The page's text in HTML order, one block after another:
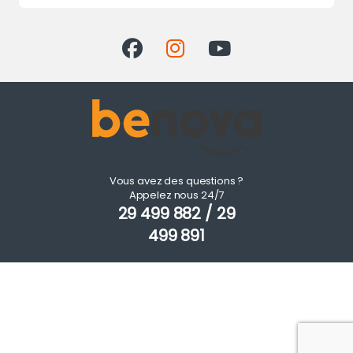
Vous avez des questions ?
Appelez nous 24/7
29 499 882 / 29
499 891